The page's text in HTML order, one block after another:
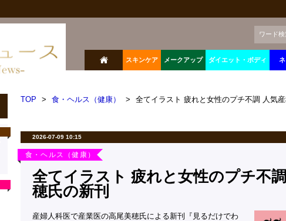
ワード検
スキンケア メークアップ ダイエット・ボディ
TOP > 食・ヘルス（健康） > 全てイラスト 疲れと女性のプチ不調 人気
2026-07-09 10:15
食・ヘルス（健康）
全てイラスト 疲れと女性のプチ不
穂氏の新刊
産婦人科医で産業医の高尾美穂氏による新刊『見るだけでわ